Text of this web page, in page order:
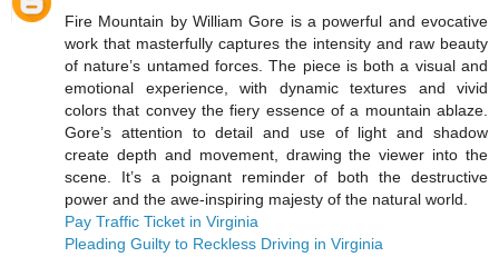
Fire Mountain by William Gore is a powerful and evocative
work that masterfully captures the intensity and raw beauty
of nature’s untamed forces. The piece is both a visual and
emotional experience, with dynamic textures and vivid
colors that convey the fiery essence of a mountain ablaze.
Gore’s attention to detail and use of light and shadow
create depth and movement, drawing the viewer into the
scene. It’s a poignant reminder of both the destructive
power and the awe-inspiring majesty of the natural world.
Pay Traffic Ticket in Virginia
Pleading Guilty to Reckless Driving in Virginia